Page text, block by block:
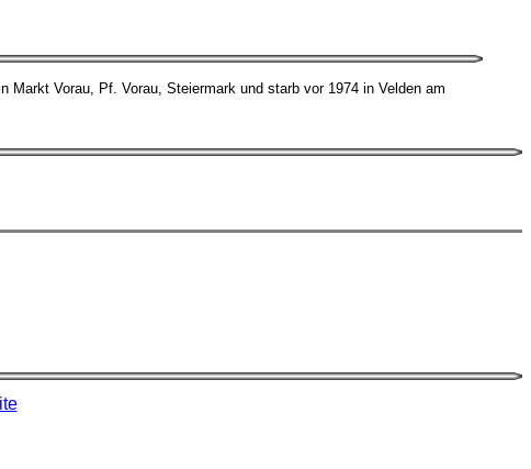
Markt Vorau, Pf. Vorau, Steiermark und starb vor 1974 in Velden am